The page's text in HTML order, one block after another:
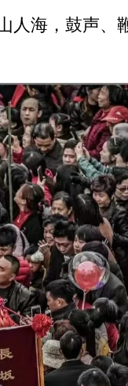
海，鼓声、